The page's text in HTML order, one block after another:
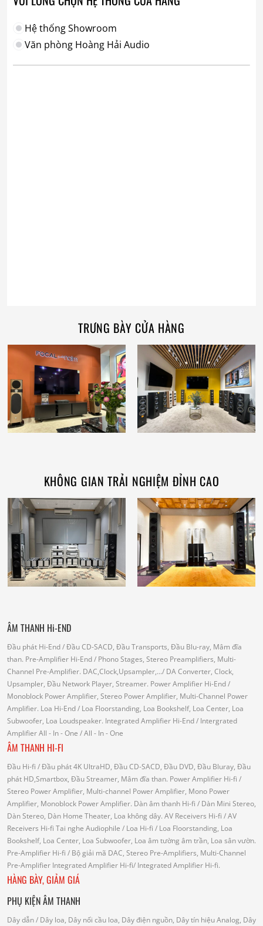
Hệ thống Showroom
Văn phòng Hoàng Hải Audio
TRƯNG BÀY CỬA HÀNG
KHÔNG GIAN TRẢI NGHIỆM ĐỈNH CAO
ÂM THANH Hi-END
Đầu phát Hi-End/ Đầu CD-SACD, Đầu Transports, Đầu Blu-ray, Mâm đĩa
than. Pre-Amplifier Hi-End/ Phono Stages, Stereo Preamplifiers, Multi-
Channel Pre-Amplifier. DAC,Clock,Upsampler,.../ DA Converter, Clock,
Upsampler, Đầu Network Player, Streamer. Power Amplifier Hi-End/
Monoblock Power Amplifier, Stereo Power Amplifier, Multi-Channel Power
Amplifier. Loa Hi-End/ Loa Floorstanding, Loa Bookshelf, Loa Center, Loa
Subwoofer, Loa Loudspeaker. Integrated Amplifier Hi-End/ Intergrated
AmplifierAll - In - One / All - In - One
ÂM THANH HI-FI
Đầu Hi-fi / Đầu phát 4K UltraHD, Đầu CD-SACD, Đầu DVD, Đầu Bluray, Đầu
phát HD,Smartbox, Đầu Streamer, Mâm đĩa than. Power Amplifier Hi-fi /
Stereo Power Amplifier, Multi-channel Power Amplifier, Mono Power
Amplifier, Monoblock Power Amplifier. Dàn âm thanh Hi-fi / Dàn Mini Stereo,
Dàn Stereo, Dàn Home Theater, Loa không dây. AV Receivers Hi-fi / AV
Receivers Hi-fi Tai nghe Audiophile / Loa Hi-fi / Loa Floorstanding, Loa
Bookshelf, Loa Center, Loa Subwoofer, Loa âm tường âm trần, Loa sân vườn.
Pre-Amplifier Hi-fi / Bộ giải mã DAC, Stereo Pre-Amplifiers, Multi-Channel
Pre-Amplifier Integrated Amplifier Hi-fi/ Integrated Amplifier Hi-fi.
HÀNG BÀY, GIẢM GIÁ
PHỤ KIỆN ÂM THANH
Dây dẫn/ Dây loa, Dây nối cầu loa, Dây điện nguồn, Dây tín hiệu Analog, Dây